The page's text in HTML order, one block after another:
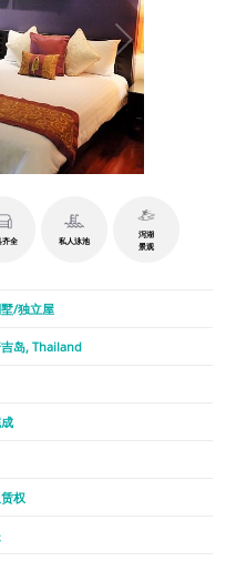
齐全 私人泳池
泻湖
景观
/独立屋
岛, Thailand
权